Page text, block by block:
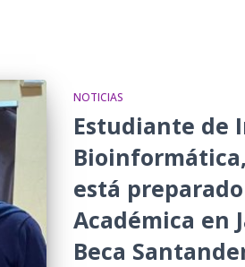
NOTICIAS
Estudiante de
está
Académica en
Beca